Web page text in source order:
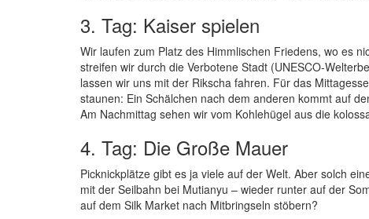
3. Tag: Kaiser spielen
Wir laufen zum Platz des Himmlischen Friedens, wo es
streifen wir durch die Verbotene Stadt (UNESCO-
lassen wir uns mit der Rikscha fahren. Für das
staunen: Ein Schälchen nach dem anderen kommt auf
Am Nachmittag sehen wir vom Kohlehügel aus die
4. Tag: Die Große Mauer
Picknickplätze gibt es ja viele auf der Welt. Aber solch
mit der Seilbahn bei Mutianyu – wieder runter auf der
auf dem Silk Market nach Mitbringseln stöbern?